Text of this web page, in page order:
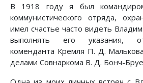
В 1918 году я был
коммунистического отряда,
имел счастье часто видеть
выполнять его указания,
коменданта Кремля П. Д.
делами Совнаркома В. Д. Бонч-